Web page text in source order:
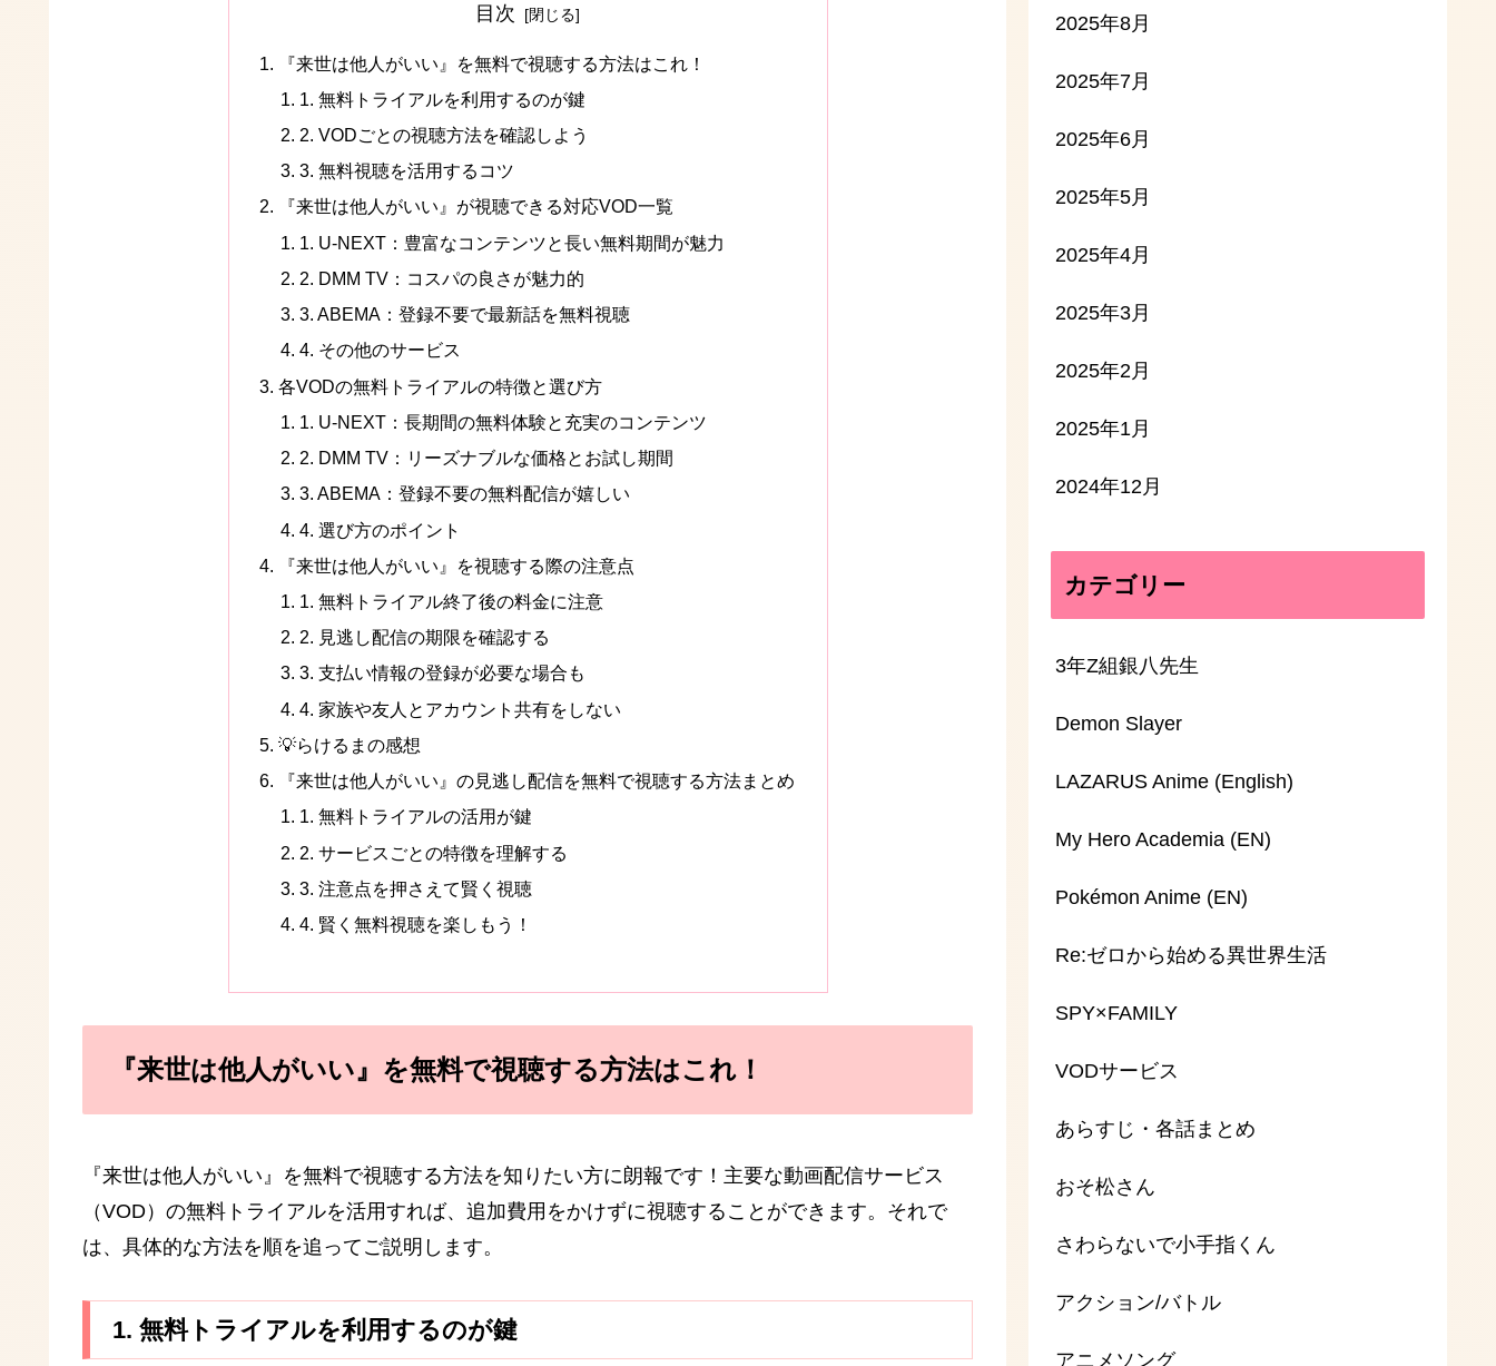
目次
『来世は他人がいい』を無料で視聴する方法はこれ！
1. 無料トライアルを利用するのが鍵
2. VODごとの視聴方法を確認しよう
3. 無料視聴を活用するコツ
『来世は他人がいい』が視聴できる対応VOD一覧
1. U-NEXT：豊富なコンテンツと長い無料期間が魅力
2. DMM TV：コスパの良さが魅力的
3. ABEMA：登録不要で最新話を無料視聴
4. その他のサービス
各VODの無料トライアルの特徴と選び方
1. U-NEXT：長期間の無料体験と充実のコンテンツ
2. DMM TV：リーズナブルな価格とお試し期間
3. ABEMA：登録不要の無料配信が嬉しい
4. 選び方のポイント
『来世は他人がいい』を視聴する際の注意点
1. 無料トライアル終了後の料金に注意
2. 見逃し配信の期限を確認する
3. 支払い情報の登録が必要な場合も
4. 家族や友人とアカウント共有をしない
💡らけるまの感想
『来世は他人がいい』の見逃し配信を無料で視聴する方法まとめ
1. 無料トライアルの活用が鍵
2. サービスごとの特徴を理解する
3. 注意点を押さえて賢く視聴
4. 賢く無料視聴を楽しもう！
『来世は他人がいい』を無料で視聴する方法はこれ！
『来世は他人がいい』を無料で視聴する方法を知りたい方に朗報です！主要な動画配信サービス
（VOD）の無料トライアルを活用すれば、追加費用をかけずに視聴することができます。それで
は、具体的な方法を順を追ってご説明します。
1. 無料トライアルを利用するのが鍵
2025年8月
2025年7月
2025年6月
2025年5月
2025年4月
2025年3月
2025年2月
2025年1月
2024年12月
カテゴリー
3年Z組銀八先生
Demon Slayer
LAZARUS Anime (English)
My Hero Academia (EN)
Pokémon Anime (EN)
Re:ゼロから始める異世界生活
SPY×FAMILY
VODサービス
あらすじ・各話まとめ
おそ松さん
さわらないで小手指くん
アクション/バトル
アニメソング